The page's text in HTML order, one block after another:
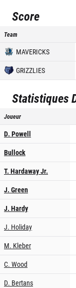
Score
Team
MAVERICKS
GRIZZLIES
Statistiques
Joueur
D. Powell
Bullock
T. Hardaway Jr.
J. Green
J. Hardy
J. Holiday
M. Kleber
C. Wood
D. Bertans